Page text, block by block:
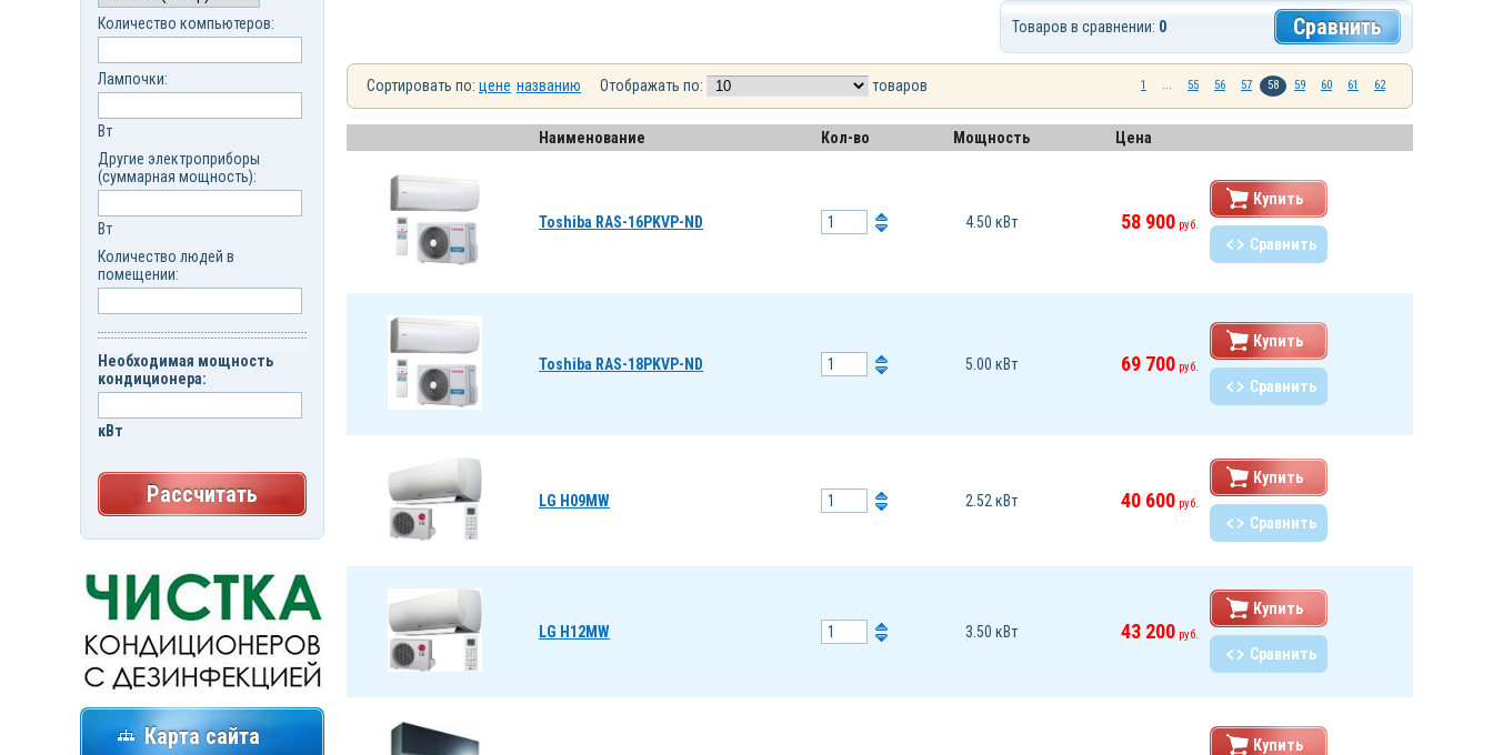
Сравнить
Товаров в сравнении: 0
Сортировать по: цене названию Отображать по: товаров 1 ... 55 56 57 58 59 60 61 62
Наименование Кол-во Мощность Цена
Toshiba RAS-16PKVP-ND 4.50 кВт 58 900 руб.
Купить
Сравнить
Toshiba RAS-18PKVP-ND 5.00 кВт 69 700 руб.
Купить
Сравнить
LG H09MW 2.52 кВт 40 600 руб.
Купить
Сравнить
LG H12MW 3.50 кВт 43 200 руб.
Купить
Сравнить
Купить
Количество компьютеров:
Лампочки:
Вт
Другие электроприборы
(суммарная мощность):
Вт
Количество людей в
помещении:
Необходимая мощность
кондиционера:
кВт
Рассчитать
Карта сайта